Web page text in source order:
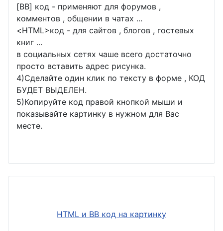
[BB] код - применяют для форумов ,
комментов , общении в чатах ...
<HTML>код - для сайтов , блогов , гостевых
книг ...
в социальных сетях чаше всего достаточно
просто вставить адрес рисунка.
4)Сделайте один клик по тексту в форме , КОД
БУДЕТ ВЫДЕЛЕН.
5)Копируйте код правой кнопкой мыши и
показывайте картинку в нужном для Вас
месте.
HTML и BB код на картинку